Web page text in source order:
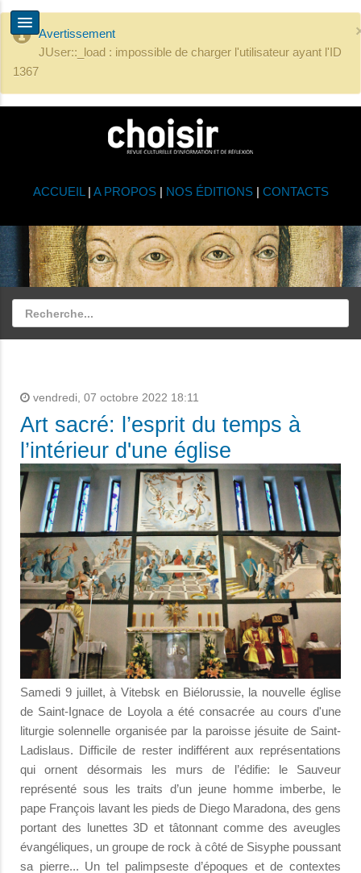
Avertissement
JUser::_load : impossible de charger l'utilisateur ayant l'ID
1367
ACCUEIL | A PROPOS| NOS ÉDITIONS| CONTACTS
vendredi, 07 octobre 2022 18:11
Art sacré: l’esprit du temps à
l’intérieur d'une église
Samedi 9 juillet, à Vitebsk en Biélorussie, la nouvelle église
de Saint-Ignace de Loyola a été consacrée au cours d'une
liturgie solennelle organisée par la paroisse jésuite de Saint-
Ladislaus. Difficile de rester indifférent aux représentations
qui ornent désormais les murs de l’édifie: le Sauveur
représenté sous les traits d’un jeune homme imberbe, le
pape François lavant les pieds de Diego Maradona, des gens
portant des lunettes 3D et tâtonnant comme des aveugles
évangéliques, un groupe de rock à côté de Sisyphe poussant
sa pierre... Un tel palimpseste d’époques et de contextes